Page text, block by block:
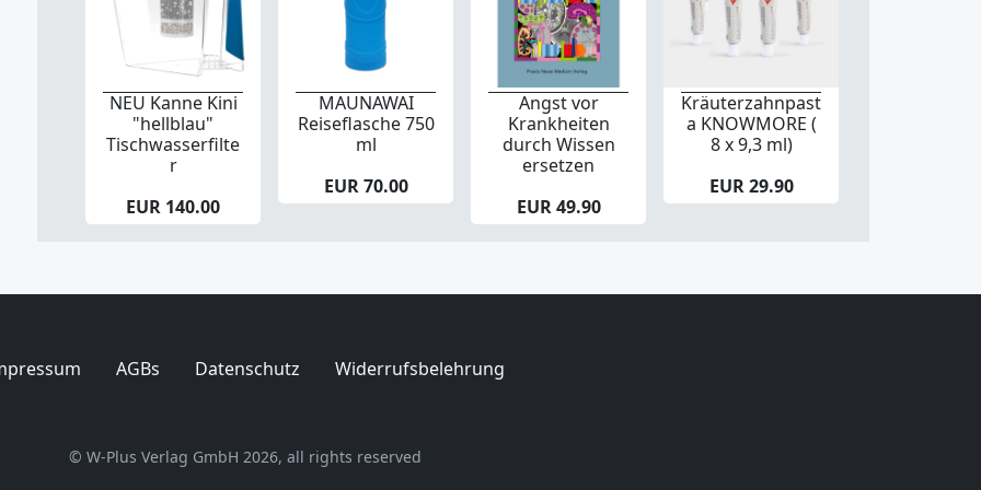
NEU Kanne Kini
"hellblau"
Tischwasserfilte
r
EUR 140.00
MAUNAWAI
Reiseflasche 750
ml
EUR 70.00
Angst vor
Krankheiten
durch Wissen
ersetzen
EUR 49.90
Kräuterzahnpast
a KNOWMORE (
8 x 9,3 ml)
EUR 29.90
AGBs Datenschutz Widerrufsbelehrung
© W-Plus Verlag GmbH 2026, all rights reserved